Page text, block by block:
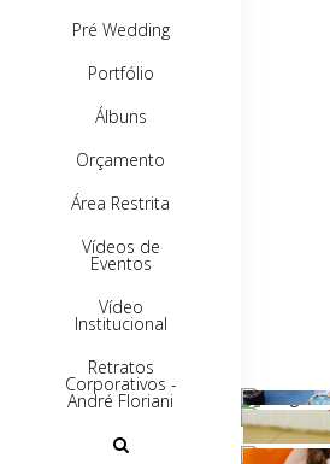
Pré Wedding
Portfólio
Álbuns
Orçamento
Área Restrita
Vídeos de
Eventos
Vídeo
Institucional
Retratos
Corporativos -
André Floriani